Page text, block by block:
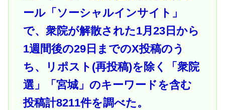
ール「ソーシャルインサイト」
で、衆院が解散された1月23日から
1週間後の29日までのX投稿のう
ち、リポスト(再投稿)を除く「衆院
選」「宮城」のキーワードを含む
投稿計8211件を調べた。